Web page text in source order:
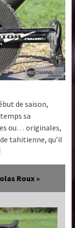
de saison,
sa
ou… originales,
tahitienne, qu’il
Roux »